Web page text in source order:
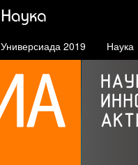
Универсиада 2019 Наука